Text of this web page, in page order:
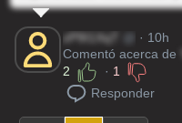
zP9I1XqT
· 10h
Comentó acerca de
2
· 1
Responder